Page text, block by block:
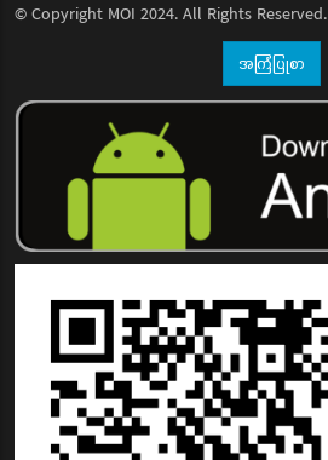
© Copyright MOI 2024. All Rights Reserved.
အကြံပြုစာ